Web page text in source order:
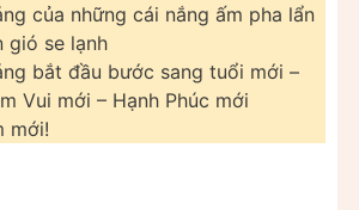
của những cái nắng ấm pha lẩn
gió se lạnh
bắt đầu bước sang tuổi mới –
Vui mới – Hạnh Phúc mới
mới!